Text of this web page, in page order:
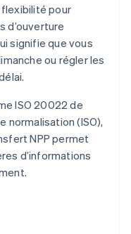
flexibilité pour
d’ouverture
signifie que vous
ou régler les
ISO 20022 de
normalisation (ISO),
NPP permet
d’informations